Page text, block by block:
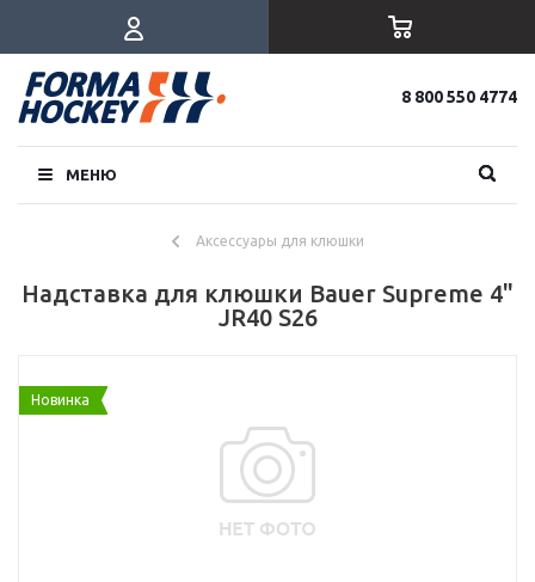
8 800 550 4774
МЕНЮ
Аксессуары для клюшки
Надставка для клюшки Bauer Supreme 4"
JR40 S26
Новинка